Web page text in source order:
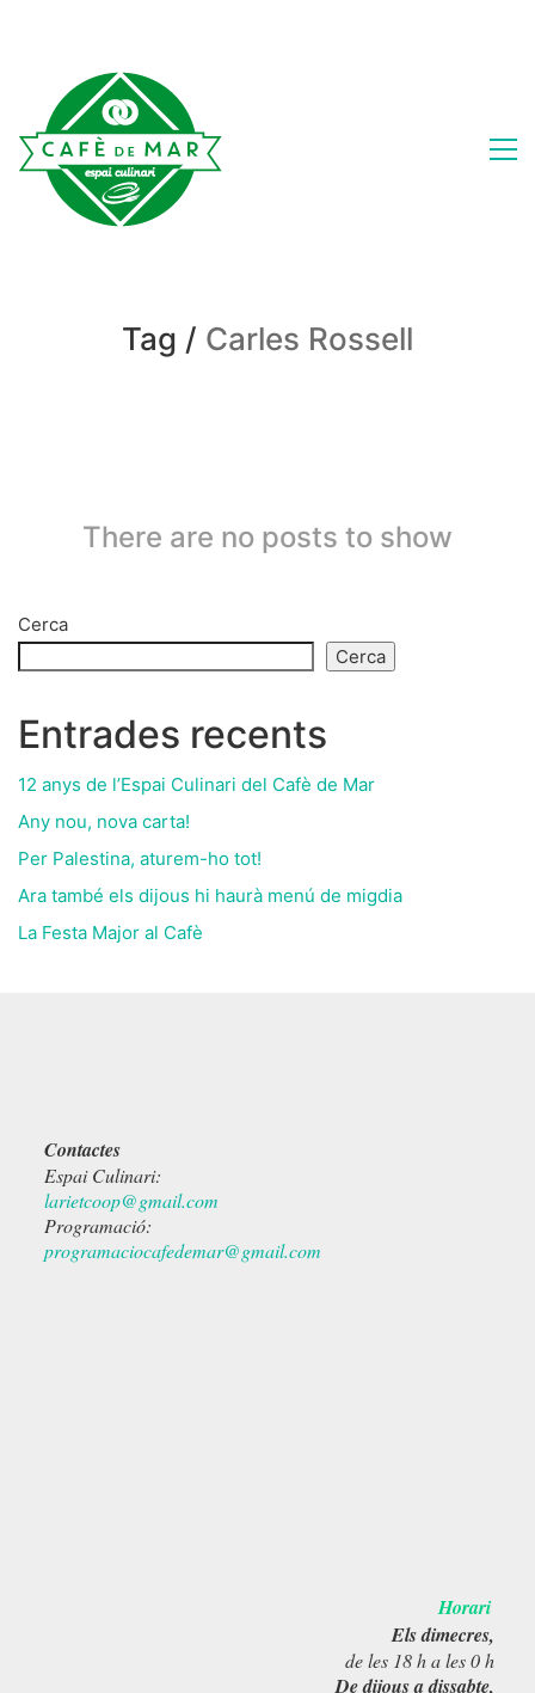
Tag / Carles Rossell
There are no posts to show
Cerca
Cerca
Entrades recents
12 anys de l’Espai Culinari del Cafè de Mar
Any nou, nova carta!
Per Palestina, aturem-ho tot!
Ara també els dijous hi haurà menú de migdia
La Festa Major al Cafè
Contactes
Espai Culinari:
larietcoop@gmail.com
Programació:
programaciocafedemar@gmail.com
Horari
Els dimecres,
de les 18 h a les 0 h
De dijous a dissabte,